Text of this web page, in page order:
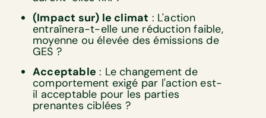
(Impact sur) le climat : L'action
entraînera-t-elle une réduction faible,
moyenne ou élevée des émissions de
GES ?
Acceptable : Le changement de
comportement exigé par l'action est-
il acceptable pour les parties
prenantes ciblées ?